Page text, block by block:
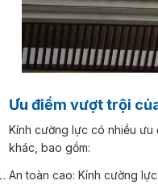
Ưu điểm vượt trội
Kính cường lực có nhiều ưu điểm vượt trội so với các loại kính
khác, bao gồm:
An toàn cao: Kính cường